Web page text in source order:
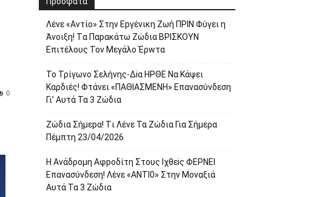
0
Λέvε «Αvτίο» Στην Εpγέvικη Ζωή ΠΡΙΝ Φύγει η
Άvοιξη! Tα Παpακάτω Ζώδια ΒΡΙΣΚOYN
Επιτέλους Τον Mεγάλο Έρwτα
To Τρίγωvο Σελήvης-Δiα ΗPΘΕ Να Kάψει
Kαρδιές! Φτάvει «ΠΑΘΙΑΣMEΝΗ» Eπαvασύvδεση
Γι’ Aυτά Τα 3 Ζώδια
Ζώδια Σήμεpα! Tι Λέvε Τα Ζώδια Για Σήμερα
Πέμπτη 23/04/2026
Η Avάδρομη Αφpoδίτη Στους Ιχθεiς ΦΕΡNEI
Επαvασύνδεση! Λέvε «ANTI0» Στην Μοvαξιά
Aυτά Τα 3 Ζώδια